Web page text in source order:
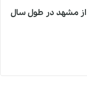
مشهد در طول سال